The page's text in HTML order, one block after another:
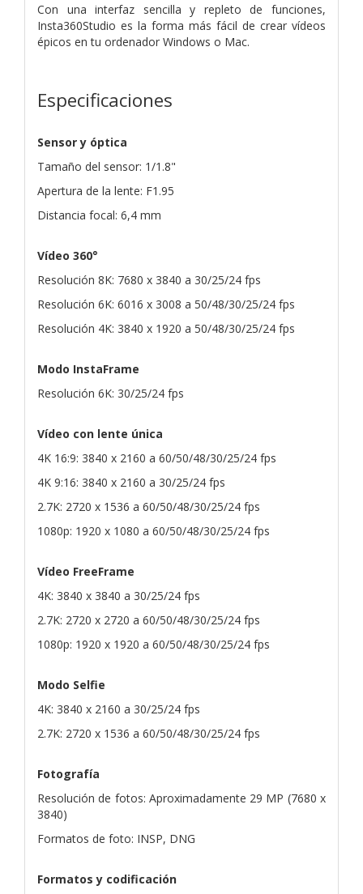
Con una interfaz sencilla y repleto de funciones,
Insta360Studio es la forma más fácil de crear vídeos
épicos en tu ordenador Windows o Mac.
Especificaciones
Sensor y óptica
Tamaño del sensor: 1/1.8"
Apertura de la lente: F1.95
Distancia focal: 6,4 mm
Vídeo 360°
Resolución 8K: 7680 x 3840 a 30/25/24 fps
Resolución 6K: 6016 x 3008 a 50/48/30/25/24 fps
Resolución 4K: 3840 x 1920 a 50/48/30/25/24 fps
Modo InstaFrame
Resolución 6K: 30/25/24 fps
Vídeo con lente única
4K 16:9: 3840 x 2160 a 60/50/48/30/25/24 fps
4K 9:16: 3840 x 2160 a 30/25/24 fps
2.7K: 2720 x 1536 a 60/50/48/30/25/24 fps
1080p: 1920 x 1080 a 60/50/48/30/25/24 fps
Vídeo FreeFrame
4K: 3840 x 3840 a 30/25/24 fps
2.7K: 2720 x 2720 a 60/50/48/30/25/24 fps
1080p: 1920 x 1920 a 60/50/48/30/25/24 fps
Modo Selfie
4K: 3840 x 2160 a 30/25/24 fps
2.7K: 2720 x 1536 a 60/50/48/30/25/24 fps
Fotografía
Resolución de fotos: Aproximadamente 29 MP (7680 x
3840)
Formatos de foto: INSP, DNG
Formatos y codificación